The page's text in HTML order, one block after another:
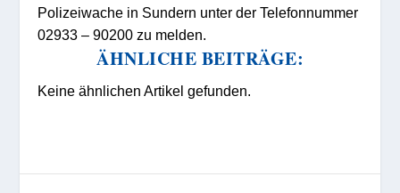
Polizeiwache in Sundern unter der Telefonnummer
02933 – 90200 zu melden.
ÄHNLICHE BEITRÄGE:
Keine ähnlichen Artikel gefunden.